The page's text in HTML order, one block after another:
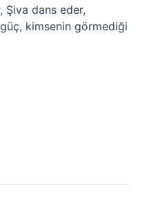
Şiva dans eder,
kimsenin görmediği